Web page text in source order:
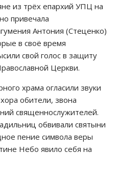
из трёх епархий УПЦ на
привечала
Антония (Стеценко)
в своё время
свой голос в защиту
Церкви.
храма огласили звуки
обители, звона
священнослужителей.
обвивали святыни
пение символа веры
Небо явило себя на